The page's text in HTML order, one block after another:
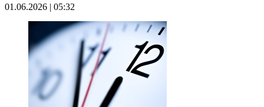
01.06.2026 | 05:32